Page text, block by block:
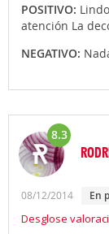
POSITIVO:
atención La
NEGATIVO:
8.3
08/12/2014 en
Desglose